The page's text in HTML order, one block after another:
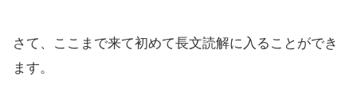
さて、ここまで来て初めて長文読解に入ることができ
ます。